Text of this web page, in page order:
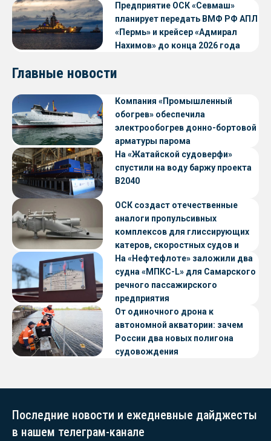
Предприятие ОСК «Севмаш»
планирует передать ВМФ РФ АПЛ
«Пермь» и крейсер «Адмирал
Нахимов» до конца 2026 года
Главные новости
Компания «Промышленный
обогрев» обеспечила
электрообогрев донно-бортовой
арматуры парома
«Петропавловск» проекта CNF22
На «Жатайской судоверфи»
спустили на воду баржу проекта
В2040
ОСК создаст отечественные
аналоги пропульсивных
комплексов для глиссирующих
катеров, скоростных судов и
судов с малой осадкой
На «Нефтефлоте» заложили два
судна «МПКС-L» для Самарского
речного пассажирского
предприятия
От одиночного дрона к
автономной акватории: зачем
России два новых полигона
судовождения
Последние новости и ежедневные дайджесты
в нашем телеграм-канале